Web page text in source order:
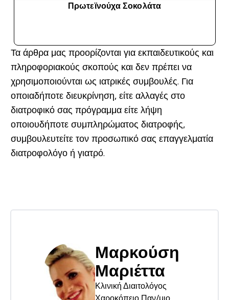
Πρωτεϊνούχα Σοκολάτα
Τα άρθρα μας προορίζονται για εκπαιδευτικούς και
πληροφοριακούς σκοπούς και δεν πρέπει να
χρησιμοποιούνται ως ιατρικές συμβουλές. Για
οποιαδήποτε διευκρίνηση, είτε αλλαγές στο
διατροφικό σας πρόγραμμα είτε λήψη
οποιουδήποτε συμπληρώματος διατροφής,
συμβουλευτείτε τον προσωπικό σας επαγγελματία
διατροφολόγο ή γιατρό.
Μαρκούση
Μαριέττα
Κλινική Διαιτολόγος
Χαροκόπειο Παν/μιο